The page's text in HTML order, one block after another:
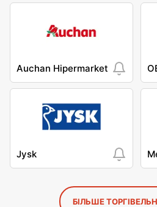
Auchan Hipermarket
Jysk
БІЛЬШЕ